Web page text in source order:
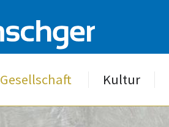
Gesellschaft Kultur